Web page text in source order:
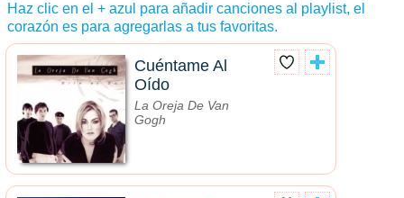
Haz clic en el + azul para añadir canciones al playlist, el
corazón es para agregarlas a tus favoritas.
Cuéntame Al
Oído
La Oreja De Van
Gogh